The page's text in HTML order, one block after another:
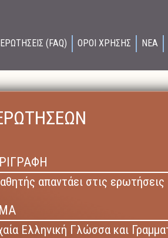
(FAQ) ΟΡΟΙ ΧΡΗΣΗΣ ΝΕΑ
απαντάει στις
Ελληνική Γλώσσα και